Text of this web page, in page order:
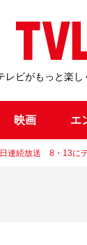
レビがもっと楽し
映画 エ
日連続放送 8・13に